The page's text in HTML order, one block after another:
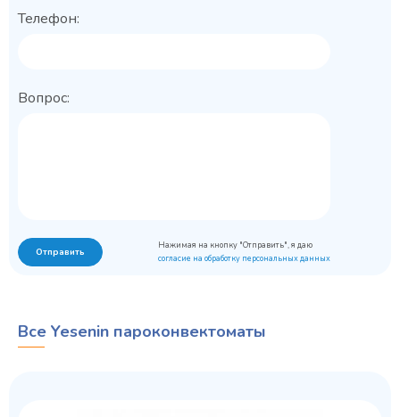
Телефон:
Вопрос:
Отправить
Нажимая на кнопку "Отправить", я даю
согласие на обработку персональных данных
Все Yesenin пароконвектоматы